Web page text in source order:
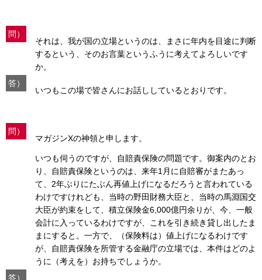
問）
それは、我が国の立場というのは、まさに年内を目途に判断
するという、そのお言葉というふうに考えてよろしいです
か。
答）
いつもこの場で皆さんにお話ししているとおりです。
問）
マガジンXの神領と申します。
いつも伺うのですが、自賠責保険の問題です。御案内のとお
り、自賠責保険というのは、来年1月に自賠審がまたあっ
て、2年ぶりにたぶん再値上げになるだろうと言われている
わけですけれども、当時の野田財務大臣と、当時の馬淵国交
大臣が約束をして、積立保険金6,000億円余りが、今、一般
会計に入っているわけですが、これを引き続き貸し出したま
まにすると。一方で、（保険料は）値上げになるわけです
が、自賠責保険を所管する金融庁の立場では、本件はどのよ
うに（考えを）お持ちでしょうか。
答）